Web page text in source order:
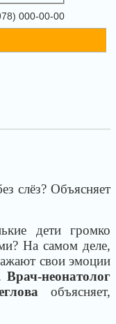
000-00-00
слёз? Объясняет
дети громко
На самом деле,
свои эмоции
Врач-неонатолог
объясняет,